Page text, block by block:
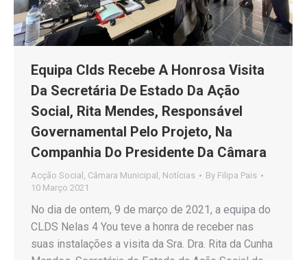
Equipa Clds Recebe A Honrosa Visita
Da Secretária De Estado Da Ação
Social, Rita Mendes, Responsável
Governamental Pelo Projeto, Na
Companhia Do Presidente Da Câmara
Acção Social , Câmara Municipal , Notícias By Filipa Pais
10 Março 2021
No dia de ontem, 9 de março de 2021, a equipa do
CLDS Nelas 4 You teve a honra de receber nas
suas instalações a visita da Sra. Dra. Rita da Cunha